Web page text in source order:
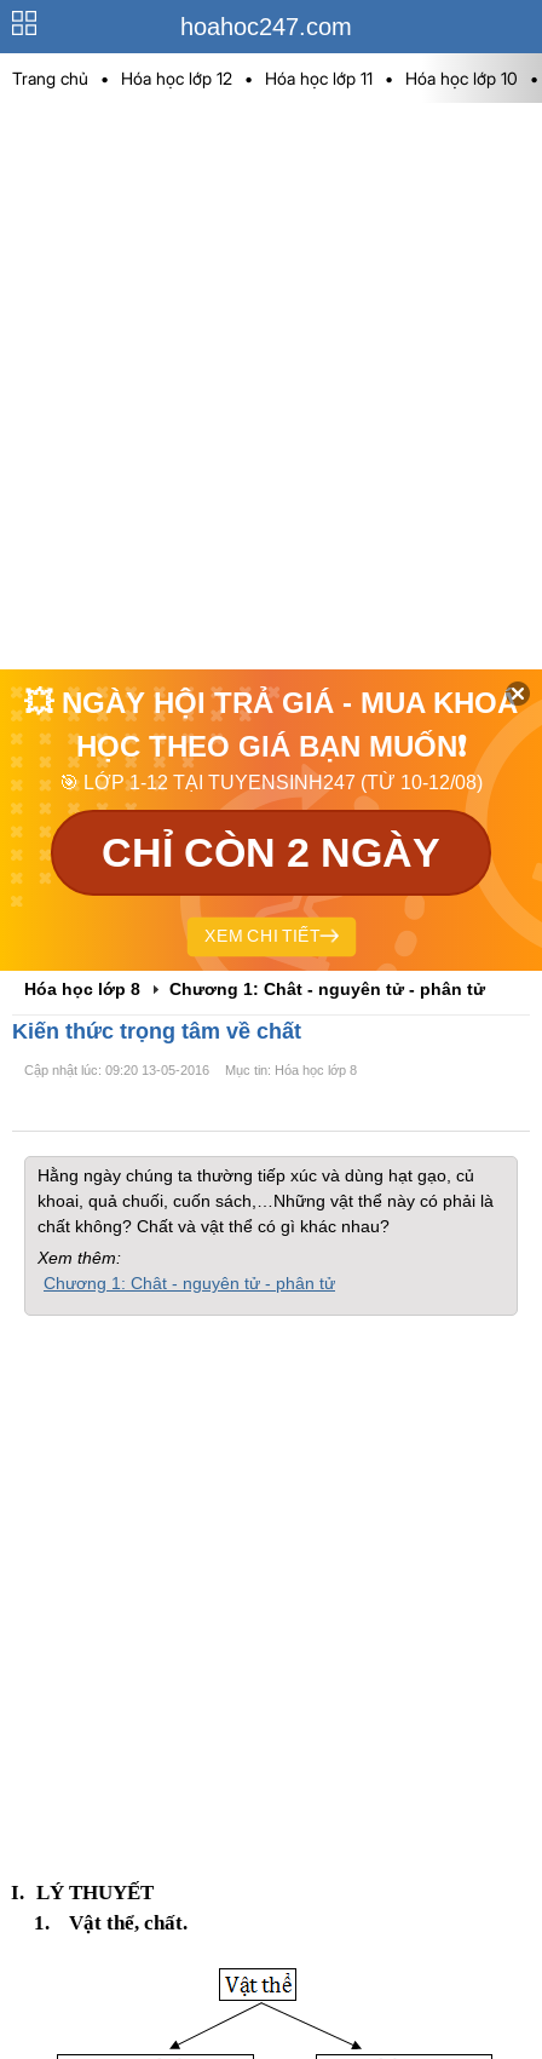
hoahoc247.com
Trang chủ • Hóa học lớp 12 • Hóa học lớp 11 • Hóa học lớp 10 •
💥 NGÀY HỘI TRẢ GIÁ - MUA KHOÁ
HỌC THEO GIÁ BẠN MUỐN❗
🎯 LỚP 1-12 TẠI TUYENSINH247 (TỪ 10-12/08)
CHỈ CÒN 2 NGÀY
XEM CHI TIẾT
Hóa học lớp 8 Chương 1: Chât - nguyên tử - phân tử
Kiến thức trọng tâm về chất
Cập nhật lúc: 09:20 13-05-2016 Mục tin: Hóa học lớp 8
Hằng ngày chúng ta thường tiếp xúc và dùng hạt gạo, củ
khoai, quả chuối, cuốn sách,…Những vật thể này có phải là
chất không? Chất và vật thể có gì khác nhau?
Xem thêm:
Chương 1: Chât - nguyên tử - phân tử
I. LÝ THUYẾT
1.
Vật thể, chất.